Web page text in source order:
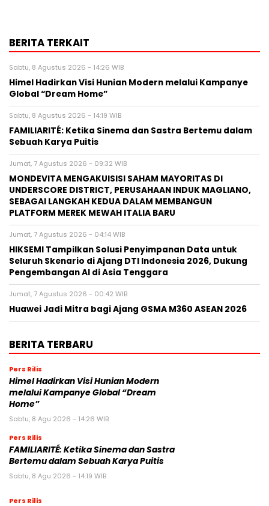
BERITA TERKAIT
Sabtu, 8 Agustus 2026 - 14:26 WIB
Himel Hadirkan Visi Hunian Modern melalui Kampanye
Global “Dream Home”
Sabtu, 8 Agustus 2026 - 14:19 WIB
FAMILIARITÉ: Ketika Sinema dan Sastra Bertemu dalam
Sebuah Karya Puitis
Jumat, 7 Agustus 2026 - 09:32 WIB
MONDEVITA MENGAKUISISI SAHAM MAYORITAS DI
UNDERSCORE DISTRICT, PERUSAHAAN INDUK MAGLIANO,
SEBAGAI LANGKAH KEDUA DALAM MEMBANGUN
PLATFORM MEREK MEWAH ITALIA BARU
Jumat, 7 Agustus 2026 - 04:14 WIB
HIKSEMI Tampilkan Solusi Penyimpanan Data untuk
Seluruh Skenario di Ajang DTI Indonesia 2026, Dukung
Pengembangan AI di Asia Tenggara
Jumat, 7 Agustus 2026 - 00:42 WIB
Huawei Jadi Mitra bagi Ajang GSMA M360 ASEAN 2026
BERITA TERBARU
Pers Rilis
Himel Hadirkan Visi Hunian Modern
melalui Kampanye Global “Dream
Home”
Sabtu, 8 Agu 2026 - 14:26 WIB
Pers Rilis
FAMILIARITÉ: Ketika Sinema dan Sastra
Bertemu dalam Sebuah Karya Puitis
Sabtu, 8 Agu 2026 - 14:19 WIB
Pers Rilis